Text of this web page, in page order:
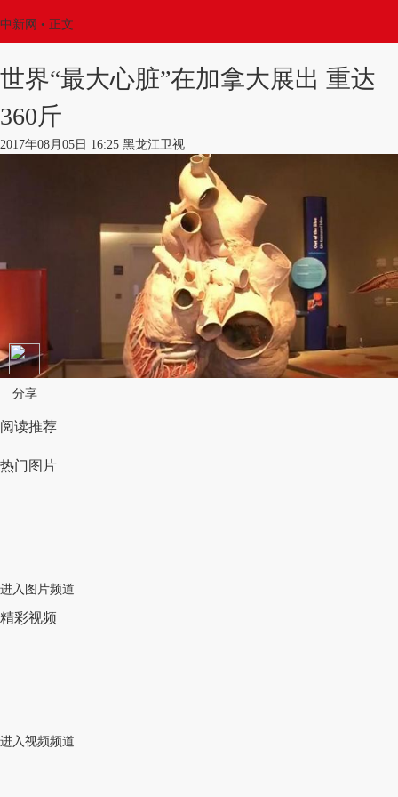
中新网 • 正文
世界“最大心脏”在加拿大展出 重达
360斤
2017年08月05日 16:25 黑龙江卫视
分享
阅读推荐
热门图片
进入图片频道
精彩视频
进入视频频道